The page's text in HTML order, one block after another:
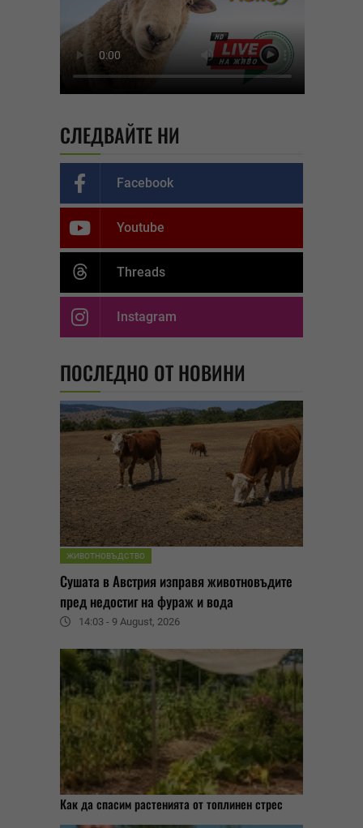
СЛЕДВАЙТЕ НИ
Facebook
Youtube
Threads
Instagram
ПОСЛЕДНО ОТ НОВИНИ
ЖИВОТНОВЪДСТВО
Сушата в Австрия изправя животновъдите
пред недостиг на фураж и вода
14:03 - 9 August, 2026
Как да спасим растенията от топлинен стрес